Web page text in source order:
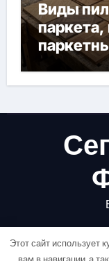
Виды
паркета,
Этот сайт использует